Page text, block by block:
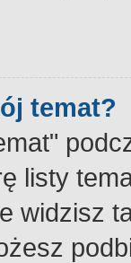
temat?
listy
widzisz